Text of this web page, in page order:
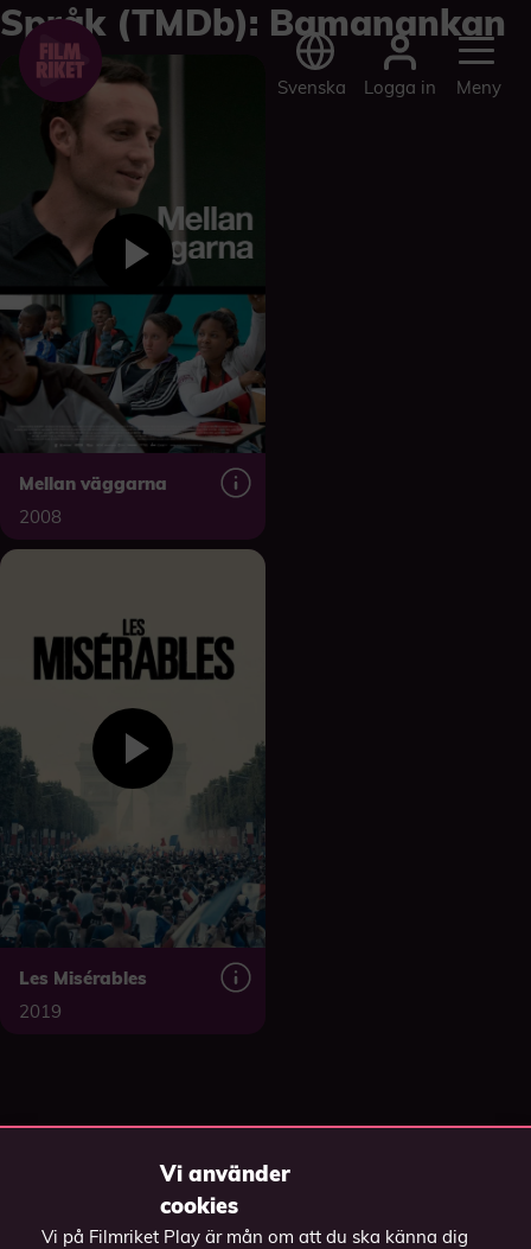
Vi använder
cookies
Vi på Filmriket Play är mån om att du ska känna dig
Svenska Logga in Meny
Språk (TMDb): Bamanankan
Mellan väggarna
2008
Les Misérables
2019
Vill du casta till TV:n?